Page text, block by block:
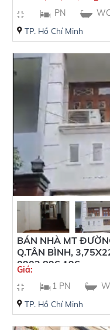
PN
TP. Hồ Chí Minh
BÁN NHÀ MT
Q.TÂN BÌNH,
0902 896 196
Giá:
1 PN
TP. Hồ Chí Minh